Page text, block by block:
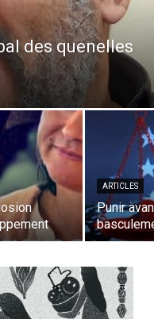
des quenelles
ARTICLES
Punir